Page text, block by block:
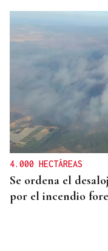
4.000 HECTÁREAS
Se ordena el
por el incendio